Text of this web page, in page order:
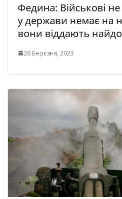
Федина: Військові
у держави немає на
вони віддають
26 Березня, 2023